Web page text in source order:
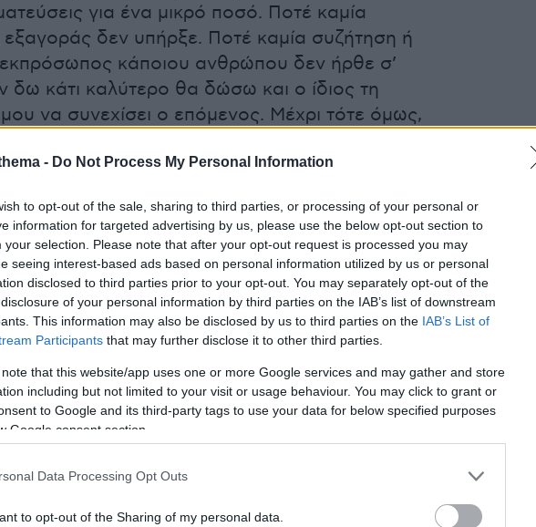
- Do Not Process My Personal Information
to opt-out of the sale, sharing to third parties, or processing of your personal or
information for targeted advertising by us, please use the below opt-out section to
your selection. Please note that after your opt-out request is processed you may
seeing interest-based ads based on personal information utilized by us or personal
disclosed to third parties prior to your opt-out. You may separately opt-out of the
of your personal information by third parties on the IAB’s list of downstream
This information may also be disclosed by us to third parties on the IAB’s List of
Participants that may further disclose it to other third parties.
note that this website/app uses one or more Google services and may gather and store
including but not limited to your visit or usage behaviour. You may click to grant or
to Google and its third-party tags to use your data for below specified purposes
Google consent section.
Data Processing Opt Outs
to opt-out of the Sharing of my personal data.
για ένα μικρό ποσό. Ποτέ καμία
δεν υπήρξε. Ποτέ καμία συζήτηση ή
κάποιου ανθρώπου δεν ήρθε σ’
δω κάτι καλύτερο θα δώσω και ο ίδιος τη
να συνεχίσει ο επόμενος. Μέχρι τότε όμως,
και συνεντεύξεων για να διαψεύδω